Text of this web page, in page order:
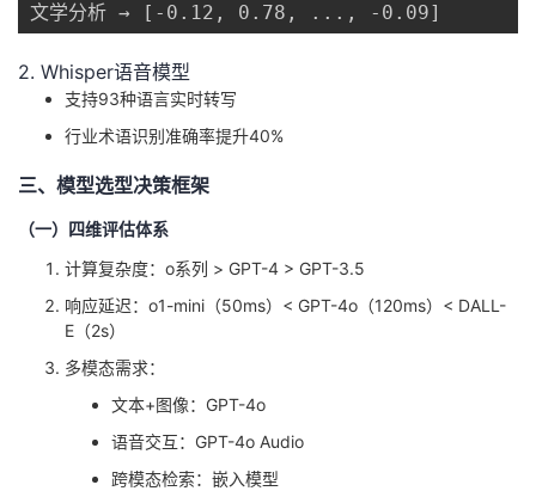
文学分析 → [-0.12, 0.78, ..., -0.09]
2. Whisper语音模型
支持93种语言实时转写
行业术语识别准确率提升40%
三、模型选型决策框架
（一）四维评估体系
计算复杂度：o系列 > GPT-4 > GPT-3.5
响应延迟：o1-mini（50ms）< GPT-4o（120ms）< DALL-
E（2s）
多模态需求：
文本+图像：GPT-4o
语音交互：GPT-4o Audio
跨模态检索：嵌入模型